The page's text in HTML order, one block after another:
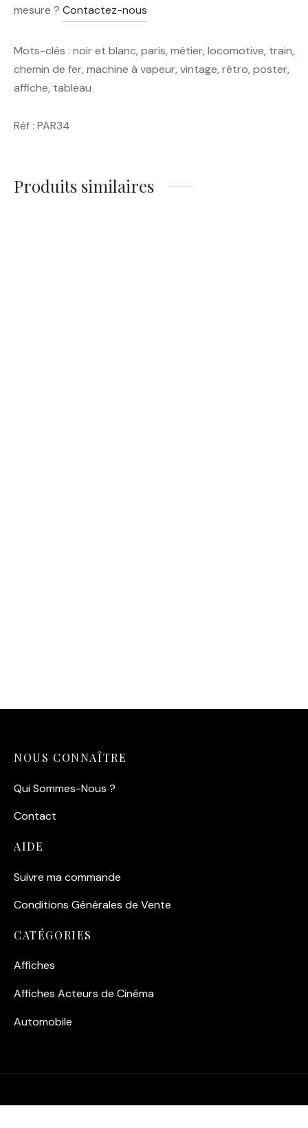
mesure ? Contactez-nous
Mots-clés : noir et blanc, paris, métier, locomotive, train,
chemin de fer, machine à vapeur, vintage, rétro, poster,
affiche, tableau
Réf : PAR34
Produits similaires
NOUS CONNAÎTRE
Qui Sommes-Nous ?
Contact
AIDE
Suivre ma commande
Conditions Générales de Vente
CATÉGORIES
Affiches
Affiches Acteurs de Cinéma
Automobile